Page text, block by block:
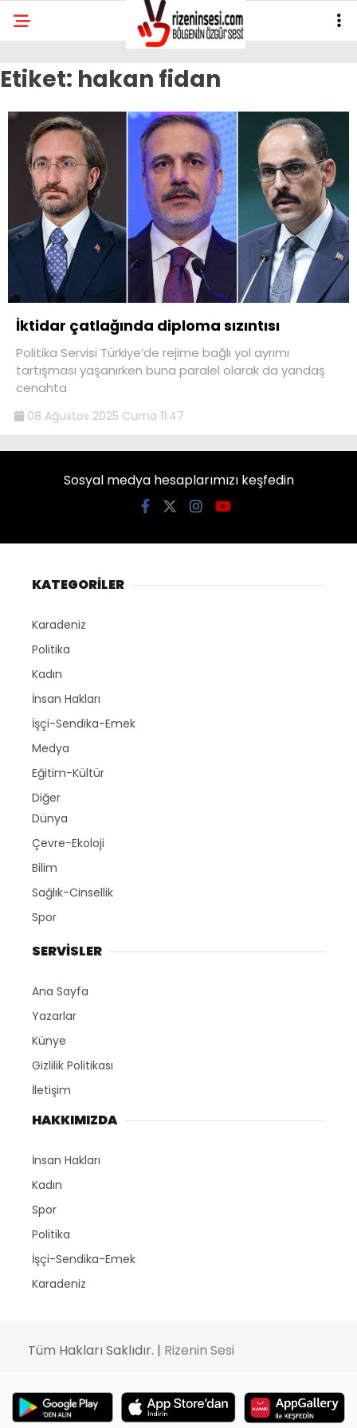
Etiket: hakan fidan
İktidar çatlağında diploma sızıntısı
Politika Servisi Türkiye’de rejime bağlı yol ayrımı
tartışması yaşanırken buna paralel olarak da yandaş
cenahta
08 Ağustos 2025 Cuma 11:47
Sosyal medya hesaplarımızı keşfedin
KATEGORİLER
Karadeniz
Politika
Kadın
İnsan Hakları
İşçi-Sendika-Emek
Medya
Eğitim-Kültür
Diğer
Dünya
Çevre-Ekoloji
Bilim
Sağlık-Cinsellik
Spor
SERVİSLER
Ana Sayfa
Yazarlar
Künye
Gizlilik Politikası
İletişim
HAKKIMIZDA
İnsan Hakları
Kadın
Spor
Politika
İşçi-Sendika-Emek
Karadeniz
Tüm Hakları Saklıdır. | Rizenin Sesi